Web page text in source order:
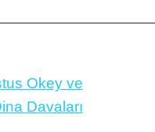
Okey ve
Davaları